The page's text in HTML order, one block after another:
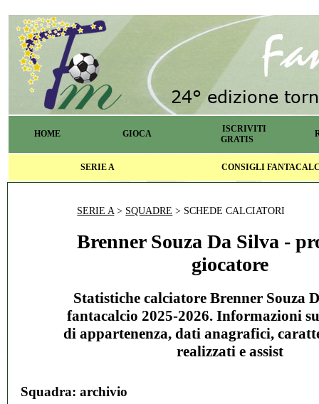
HOME GIOCA
ISCRIVITI
GRATIS
SERIE A CONSIGLI
SERIE A> SQUADRE > SCHEDE CALCIATORI
Brenner Souza Da Silva -
giocatore
Statistiche calciatore Brenner Souza
fantacalcio 2025-2026. Informazioni
di appartenenza, dati anagrafici,
realizzati e assist
Squadra: archivio